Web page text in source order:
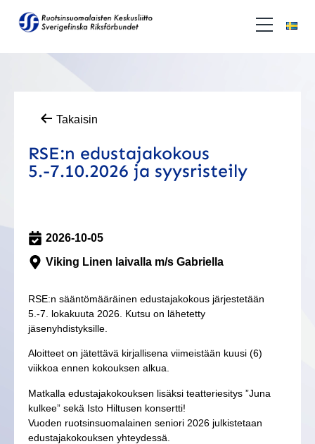
Takaisin
RSE:n edustajakokous
5.-7.10.2026 ja syysristeily
2026-10-05
Viking Linen laivalla m/s Gabriella
RSE:n sääntömääräinen edustajakokous järjestetään
5.-7. lokakuuta 2026. Kutsu on lähetetty
jäsenyhdistyksille.
Aloitteet on jätettävä kirjallisena viimeistään kuusi (6)
viikkoa ennen kokouksen alkua.
Matkalla edustajakokouksen lisäksi teatteriesitys ”Juna
kulkee” sekä Isto Hiltusen konsertti!
Vuoden ruotsinsuomalainen seniori 2026 julkistetaan
edustajakokouksen yhteydessä.